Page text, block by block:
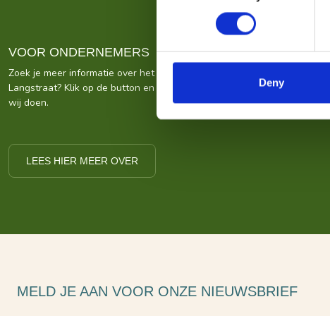
Deny
VOOR ONDERNEMERS
Zoek je meer informatie over het bedrijf achter Bezoek De
Langstraat? Klik op de button en kom alles te weten over ons wat
wij doen.
LEES HIER MEER OVER
MELD JE AAN VOOR ONZE NIEUWSBRIEF